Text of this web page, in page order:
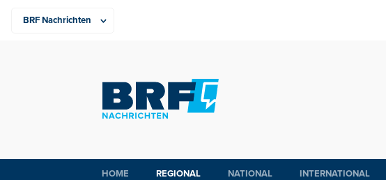
HOME REGIONAL NATIONAL INTERNATIONAL